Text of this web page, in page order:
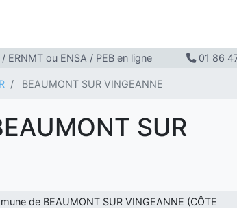
/ ERNMT ou ENSA / PEB en ligne 01 86
BEAUMONT SUR VINGEANNE
SUR
de BEAUMONT SUR VINGEANNE (CÔTE